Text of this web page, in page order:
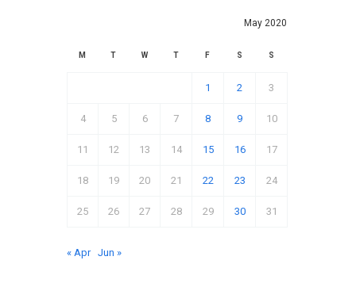
May 2020
M T W T F S S
1 2 3
4 5 6 7 8 9 10
11 12 13 14 15 16 17
18 19 20 21 22 23 24
25 26 27 28 29 30 31
« Apr Jun »